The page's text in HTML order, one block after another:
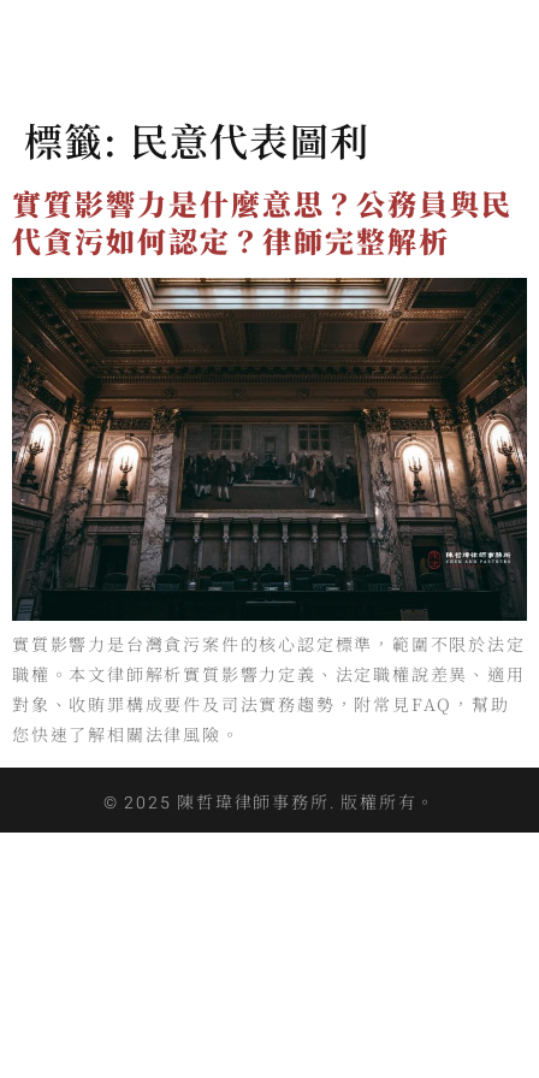
標籤: 民意代表圖利
實質影響力是什麼意思？公務員與民
代貪污如何認定？律師完整解析
實質影響力是台灣貪污案件的核心認定標準，範圍不限於法定
職權。本文律師解析實質影響力定義、法定職權說差異、適用
對象、收賄罪構成要件及司法實務趨勢，附常見FAQ，幫助
您快速了解相關法律風險。
© 2025 陳哲瑋律師事務所. 版權所有。